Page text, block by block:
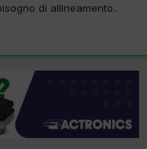
di allineamento..